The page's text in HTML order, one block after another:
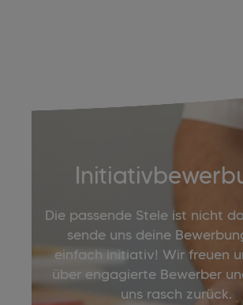
Die passende Stele ist nicht
sende uns deine
einfach initiativ! Wir freuen
über engagierte Bewerber
uns rasch zurück.